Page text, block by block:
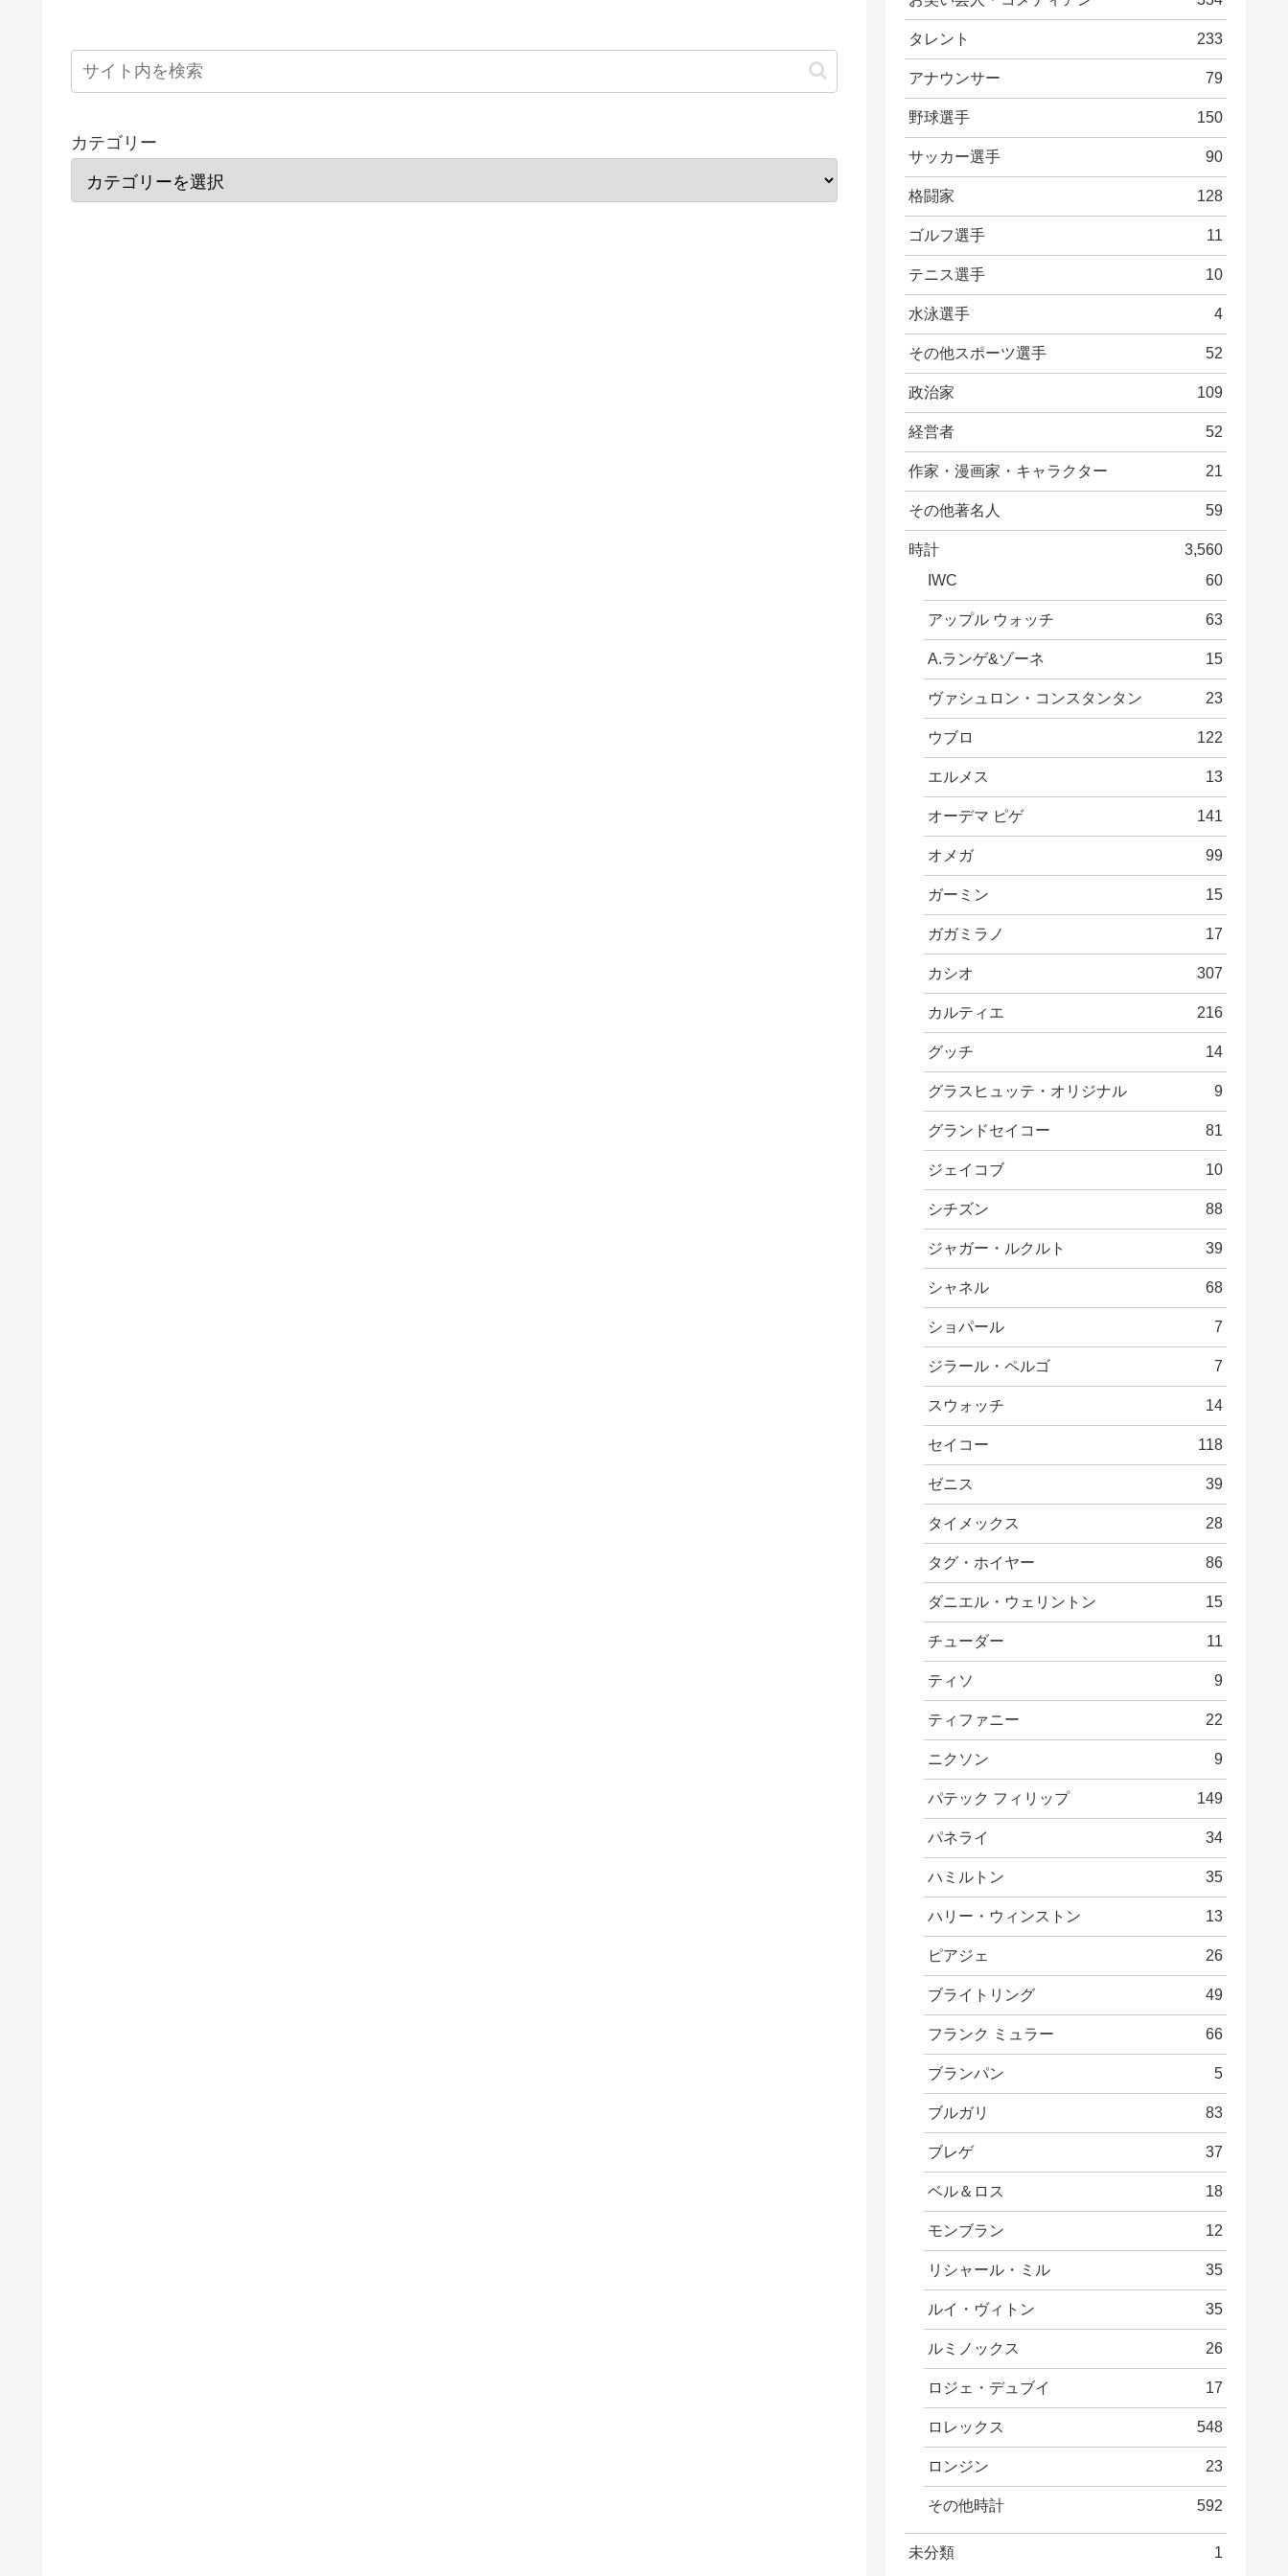
カテゴリー
タレント 233
アナウンサー 79
野球選手 150
サッカー選手 90
格闘家 128
ゴルフ選手 11
テニス選手 10
水泳選手 4
その他スポーツ選手 52
政治家 109
経営者 52
作家・漫画家・キャラクター 21
その他著名人 59
時計
3,560
IWC
60
アップル ウォッチ 63
A.ランゲ&ゾーネ 15
ヴァシュロン・コンスタンタン 23
ウブロ 122
エルメス 13
オーデマ ピゲ 141
オメガ 99
ガーミン 15
ガガミラノ 17
カシオ 307
カルティエ 216
グッチ 14
グラスヒュッテ・オリジナル 9
グランドセイコー 81
ジェイコブ 10
シチズン 88
ジャガー・ルクルト 39
シャネル 68
ショパール 7
ジラール・ペルゴ 7
スウォッチ 14
セイコー 118
ゼニス 39
タイメックス 28
タグ・ホイヤー 86
ダニエル・ウェリントン 15
チューダー 11
ティソ 9
ティファニー 22
ニクソン 9
パテック フィリップ 149
パネライ 34
ハミルトン 35
ハリー・ウィンストン 13
ピアジェ 26
ブライトリング 49
フランク ミュラー 66
ブランパン 5
ブルガリ 83
ブレゲ 37
ベル＆ロス 18
モンブラン 12
リシャール・ミル 35
ルイ・ヴィトン 35
ルミノックス 26
ロジェ・デュブイ 17
ロレックス 548
ロンジン 23
その他時計 592
未分類 1